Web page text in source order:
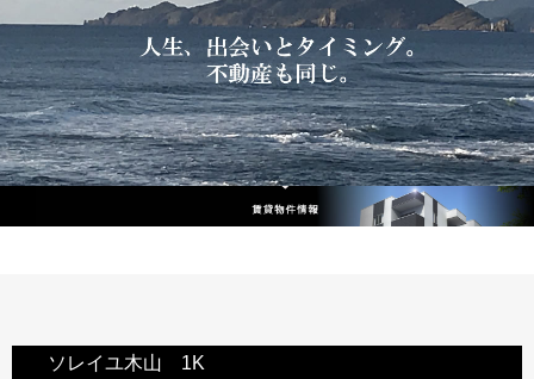
ソレイユ木山 1K